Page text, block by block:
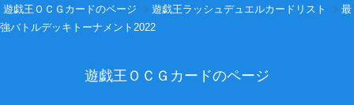
遊戯王ＯＣＧカードのページ 遊戯王ラッシュデュエルカードリスト
最
強バトルデッキトーナメント2022
遊戯王ＯＣＧカードのページ